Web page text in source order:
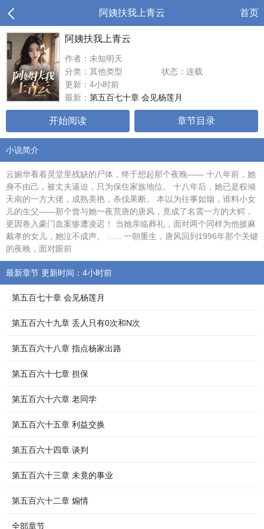
阿姨扶我上青云 首页
阿姨扶我上青云
作者：未知明天
分类：其他类型
状态：连载
更新：4小时前
最新： 第五百七十章 会见杨莲月
开始阅读 章节目录
小说简介
云婉华看着灵堂里残缺的尸体，终于想起那个夜晚—— 十八年前，她
身不由己，被丈夫逼迫，只为保住家族地位。 十八年后，她已是权倾
天南的一方大佬，成熟美艳，杀伐果断。 本以为往事如烟，谁料小女
儿的生父——那个曾与她一夜荒唐的唐风，竟成了名震一方的大鳄，
更因卷入豪门血案惨遭凌迟！ 当她亲临葬礼，面对两个同样为他披麻
戴孝的女儿，她泣不成声。 ...... 一朝重生，唐风回到1996年那个关键
的夜晚，面对眼前
最新章节 更新时间：4小时前
第五百七十章 会见杨莲月
第五百六十九章 丢人只有0次和N次
第五百六十八章 指点杨家出路
第五百六十七章 担保
第五百六十六章 老同学
第五百六十五章 利益交换
第五百六十四章 谈判
第五百六十三章 未竟的事业
第五百六十二章 煽情
全部章节